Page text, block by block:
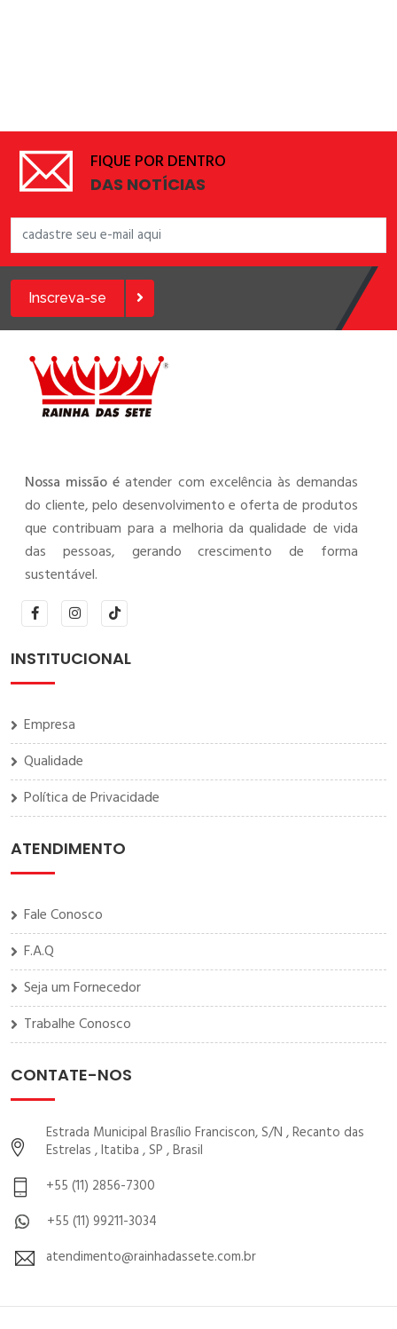
FIQUE POR DENTRO
DAS NOTÍCIAS
Inscreva-se
Nossa missão é atender com excelência às demandas
do cliente, pelo desenvolvimento e oferta de produtos
que contribuam para a melhoria da qualidade de vida
das pessoas, gerando crescimento de forma
sustentável.
INSTITUCIONAL
Empresa
Qualidade
Política de Privacidade
ATENDIMENTO
Fale Conosco
F.A.Q
Seja um Fornecedor
Trabalhe Conosco
CONTATE-NOS
Estrada Municipal Brasílio Franciscon, S/N , Recanto das
Estrelas , Itatiba , SP , Brasil
+55 (11) 2856-7300
+55 (11) 99211-3034
atendimento@rainhadassete.com.br